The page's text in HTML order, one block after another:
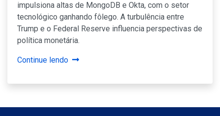
impulsiona altas de MongoDB e Okta, com o setor
tecnológico ganhando fôlego. A turbulência entre
Trump e o Federal Reserve influencia perspectivas de
política monetária.
Continue lendo